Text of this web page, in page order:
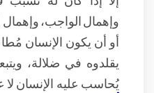
وإهمال الواجب، وإهمال
أو أن يكون الإنسان
يقلدوه في ضلالة،
يُحاسب عليه الإنسان لا